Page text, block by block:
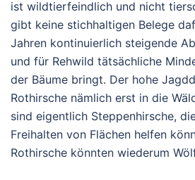
ist wildtierfeindlich und nicht
gibt keine stichhaltigen Belege
Jahren kontinuierlich steigende
und für Rehwild tätsächliche
der Bäume bringt. Der hohe
Rothirsche nämlich erst in die
sind eigentlich Steppenhirsche,
Freihalten von Flächen helfen
Rothirsche könnten wiederum